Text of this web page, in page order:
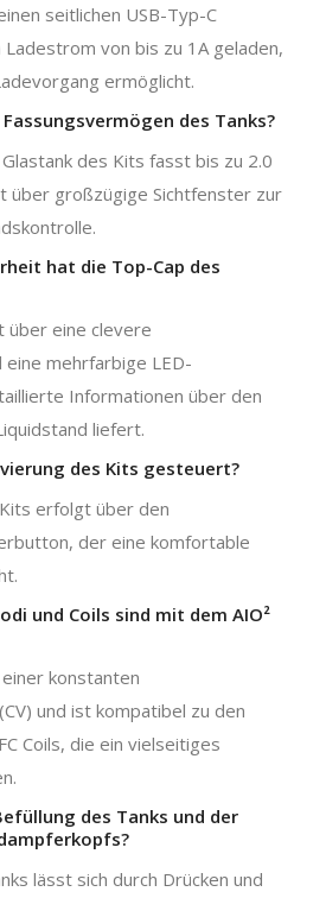
seitlichen USB-Typ-C
von bis zu 1A geladen,
ermöglicht.
des Tanks?
des Kits fasst bis zu 2.0
über großzügige Sichtfenster zur
hat die Top-Cap des
über eine clevere
eine mehrfarbige LED-
Informationen über den
liefert.
des Kits gesteuert?
erfolgt über den
der eine komfortable
und Coils sind mit dem AIO²
konstanten
und ist kompatibel zu den
Coils, die ein vielseitiges
des Tanks und der
lässt sich durch Drücken und